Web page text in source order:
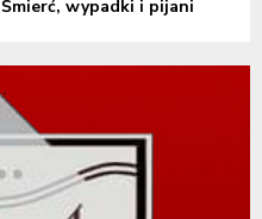
Śmierć, wypadki i pijani